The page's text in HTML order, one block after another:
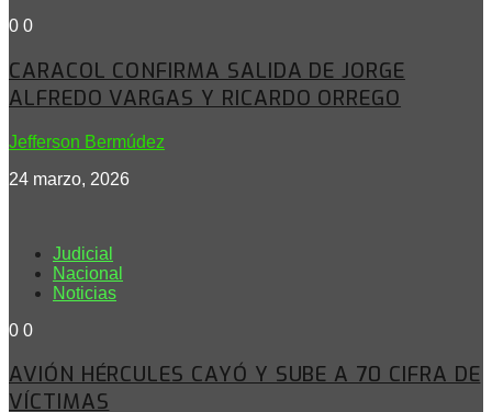
0 0
CARACOL CONFIRMA SALIDA DE JORGE
ALFREDO VARGAS Y RICARDO ORREGO
Jefferson Bermúdez
24 marzo, 2026
Judicial
Nacional
Noticias
0 0
AVIÓN HÉRCULES CAYÓ Y SUBE A 70 CIFRA DE
VÍCTIMAS